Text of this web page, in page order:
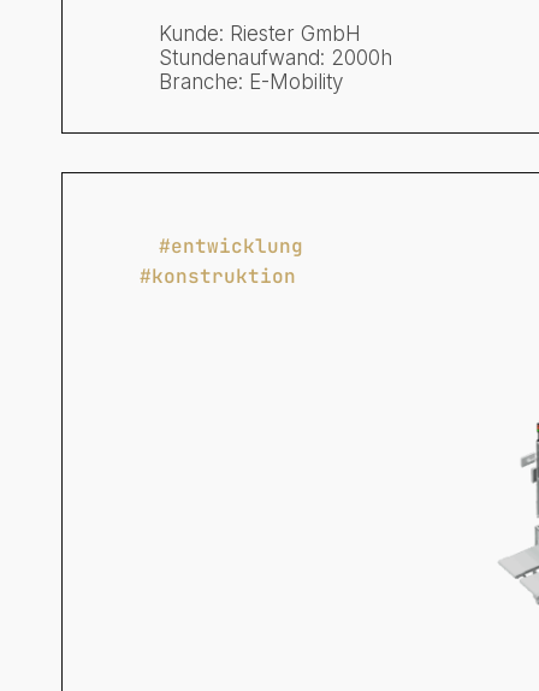
Kunde: Riester GmbH
Stundenaufwand: 2000h
Branche: E-Mobility
#entwicklung
#konstruktion